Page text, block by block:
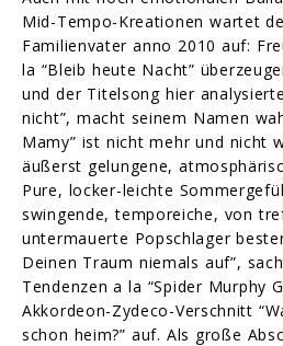
Mid-Tempo-Kreationen wartet
Familienvater anno 2010 auf:
la “Bleib heute Nacht”
und der Titelsong hier
nicht”, macht seinem Namen
Mamy” ist nicht mehr und nicht
äußerst gelungene,
Pure, locker-leichte
swingende, temporeiche, von
untermauerte Popschlager
Deinen Traum niemals auf”,
Tendenzen a la “Spider Murphy
Akkordeon-Zydeco-Verschnitt
schon heim?” auf. Als große